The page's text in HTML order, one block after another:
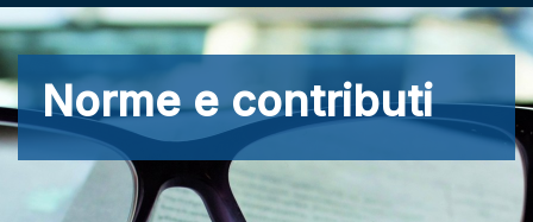
Norme e contributi